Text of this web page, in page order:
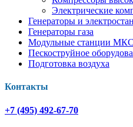
Электрические
Генераторы и
Генераторы газа
Модульные станции МКС
Пескоструйное
Подготовка воздуха
Контакты
+7 (495) 492-67-70